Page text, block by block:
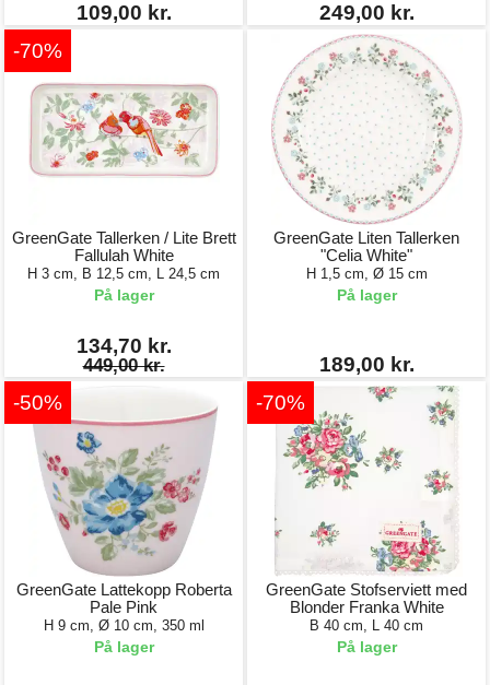
109,00 kr.
249,00 kr.
-70%
GreenGate Tallerken / Lite Brett
Fallulah White
H 3 cm, B 12,5 cm, L 24,5 cm
På lager
134,70 kr.
449,00 kr.
GreenGate Liten Tallerken
"Celia White"
H 1,5 cm, Ø 15 cm
På lager
189,00 kr.
-50%
GreenGate Lattekopp Roberta
Pale Pink
H 9 cm, Ø 10 cm, 350 ml
På lager
-70%
GreenGate Stofserviett med
Blonder Franka White
B 40 cm, L 40 cm
På lager